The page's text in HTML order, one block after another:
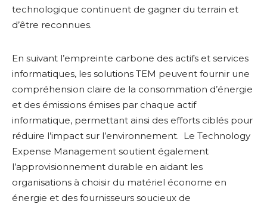
technologique continuent de gagner du terrain et
d’être reconnues.
En suivant l’empreinte carbone des actifs et services
informatiques, les solutions TEM peuvent fournir une
compréhension claire de la consommation d’énergie
et des émissions émises par chaque actif
informatique, permettant ainsi des efforts ciblés pour
réduire l’impact sur l’environnement. Le Technology
Expense Management soutient également
l’approvisionnement durable en aidant les
organisations à choisir du matériel économe en
énergie et des fournisseurs soucieux de